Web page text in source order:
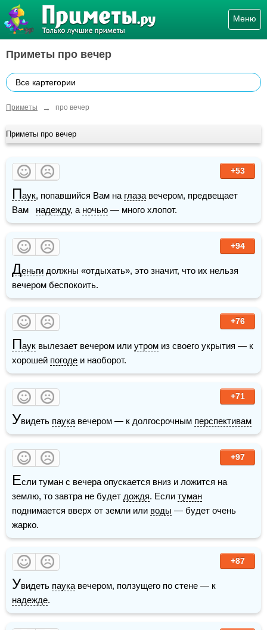
Меню
Приметы про вечер
Все картегории
Приметы → про вечер
Приметы про вечер
+53
Паук, попавшийся Вам на глаза вечером, предвещает
Вам надежду, а ночью — много хлопот.
+94
Деньги должны «отдыхать», это значит, что их нельзя
вечером беспокоить.
+76
Паук вылезает вечером или утром из своего укрытия — к
хорошей погоде и наоборот.
+71
Увидеть паука вечером — к долгосрочным перспективам
+97
Если туман с вечера опускается вниз и ложится на
землю, то завтра не будет дождя. Если туман
поднимается вверх от земли или воды — будет очень
жарко.
+87
Увидеть паука
надежде.